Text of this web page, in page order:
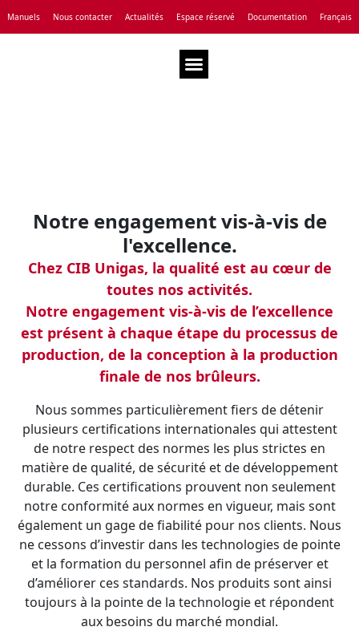
Manuels Nous contacter Actualités Espace réservé Documentation Français
Notre engagement vis-à-vis de
l'excellence.
Chez CIB Unigas, la qualité est au cœur de
toutes nos activités.
Notre engagement vis-à-vis de l’excellence
est présent à chaque étape du processus de
production, de la conception à la production
finale de nos brûleurs.
Nous sommes particulièrement fiers de détenir
plusieurs certifications internationales qui attestent
de notre respect des normes les plus strictes en
matière de qualité, de sécurité et de développement
durable. Ces certifications prouvent non seulement
notre conformité aux normes en vigueur, mais sont
également un gage de fiabilité pour nos clients. Nous
ne cessons d’investir dans les technologies de pointe
et la formation du personnel afin de préserver et
d’améliorer ces standards. Nos produits sont ainsi
toujours à la pointe de la technologie et répondent
aux besoins du marché mondial.